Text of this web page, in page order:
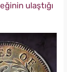
ulaştığı